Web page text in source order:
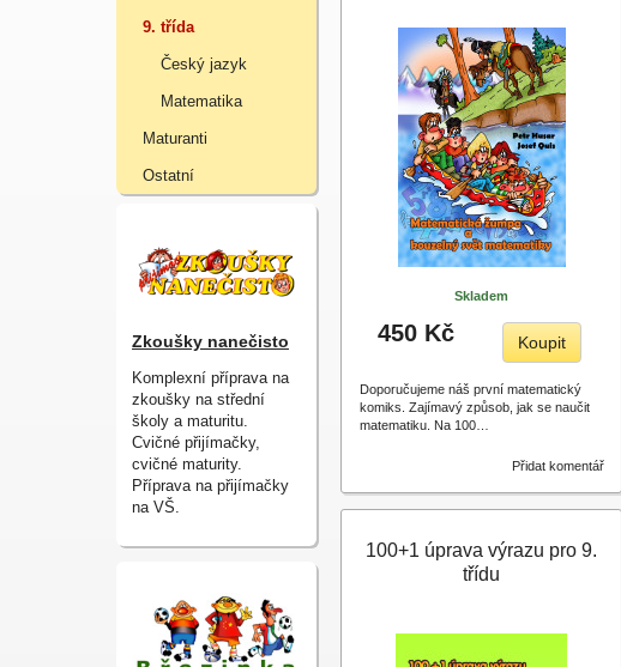
9. třída
Český jazyk
Matematika
Maturanti
Ostatní
Zkoušky nanečisto
Komplexní příprava na
zkoušky na střední
školy a maturitu.
Cvičné přijímačky,
cvičné maturity.
Příprava na přijímačky
na VŠ.
Skladem
450 Kč Koupit
Doporučujeme náš první matematický
komiks. Zajímavý způsob, jak se naučit
matematiku. Na 100…
Přidat komentář
100+1 úprava výrazu pro 9.
třídu